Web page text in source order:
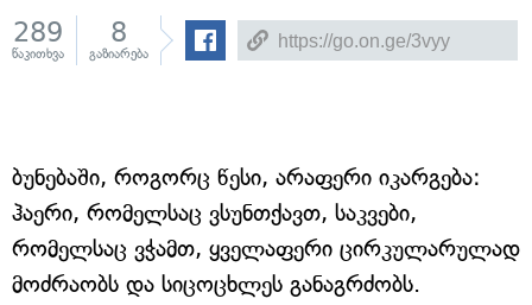
289
წაკითხვა
8
გაზიარება
ბუნებაში, როგორც წესი, არაფერი იკარგება:
ჰაერი, რომელსაც ვსუნთქავთ, საკვები,
რომელსაც ვჭამთ, ყველაფერი ცირკულარულად
მოძრაობს და სიცოცხლეს განაგრძობს.